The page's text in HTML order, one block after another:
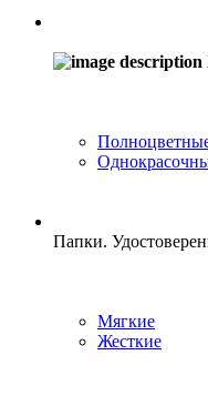
Папки.
Мягкие
Жесткие